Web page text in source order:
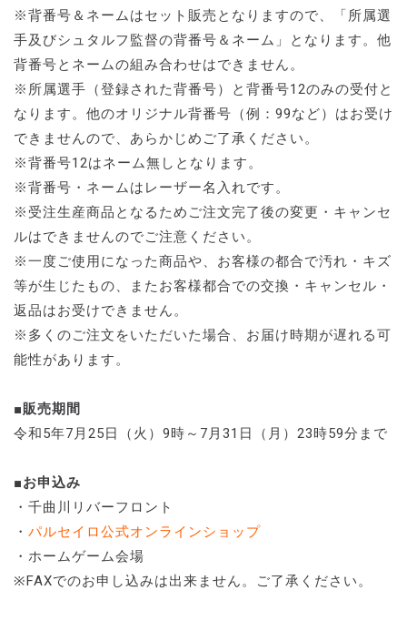
※背番号＆ネームはセット販売となりますので、「所属選
手及びシュタルフ監督の背番号＆ネーム」となります。他
背番号とネームの組み合わせはできません。
※所属選手（登録された背番号）と背番号12のみの受付と
なります。他のオリジナル背番号（例：99など）はお受け
できませんので、あらかじめご了承ください。
※背番号12はネーム無しとなります。
※背番号・ネームはレーザー名入れです。
※受注生産商品となるためご注文完了後の変更・キャンセ
ルはできませんのでご注意ください。
※一度ご使用になった商品や、お客様の都合で汚れ・キズ
等が生じたもの、またお客様都合での交換・キャンセル・
返品はお受けできません。
※多くのご注文をいただいた場合、お届け時期が遅れる可
能性があります。
■販売期間
令和5年7月25日（火）9時～7月31日（月）23時59分まで
■お申込み
・千曲川リバーフロント
・ パルセイロ公式オンラインショップ
・ホームゲーム会場
※FAXでのお申し込みは出来ません。ご了承ください。